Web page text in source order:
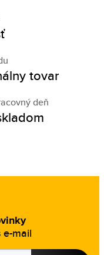
tovar
deň
e-mail